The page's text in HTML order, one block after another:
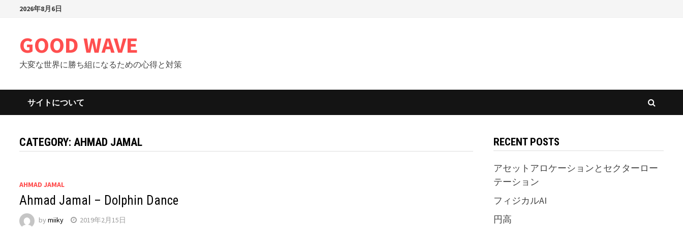
2026年8月6日
GOOD WAVE
大変な世界に勝ち組になるための心得と対策
サイトについて
CATEGORY: AHMAD JAMAL
AHMAD JAMAL
Ahmad Jamal – Dolphin Dance
bymiiky 2019年2月15日
RECENT POSTS
アセットアロケーションとセクターロー
テーション
フィジカルAI
円高